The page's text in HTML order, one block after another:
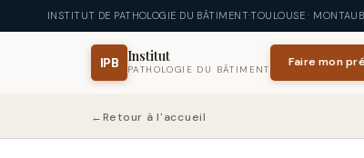
Aller au contenu principal
Aller au contenu principal
INSTITUT DE PATHOLOGIE DU BÂTIMENT·TOULOUSE ·
IPB Institut
PATHOLOGIE DU BÂTIMENT
Faire mon
←Retour à l'accueil